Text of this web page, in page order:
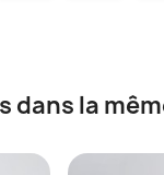
dans la